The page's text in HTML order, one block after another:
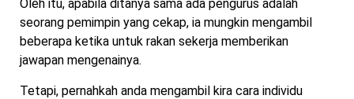
Oleh itu, apabila ditanya sama ada pengurus adalah
seorang pemimpin yang cekap, ia mungkin mengambil
beberapa ketika untuk rakan sekerja memberikan
jawapan mengenainya.
Tetapi, pernahkah anda mengambil kira cara individu